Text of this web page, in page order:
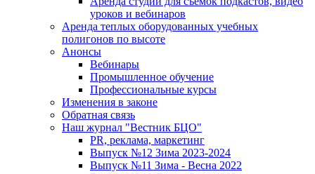
уроков и вебинаров
Аренда теплых оборудованных учебных
полигонов по высоте
Анонсы
Вебинары
Промышленное обучение
Профессиональные курсы
Изменения в законе
Обратная связь
Наш журнал "Вестник БЦО"
PR, реклама, маркетинг
Выпуск №12 Зима 2023-2024
Выпуск №11 Зима - Весна 2022